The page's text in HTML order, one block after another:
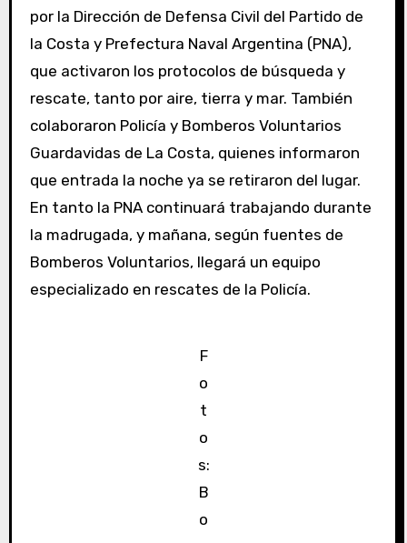
por la Dirección de Defensa Civil del Partido de
la Costa y Prefectura Naval Argentina (PNA),
que activaron los protocolos de búsqueda y
rescate, tanto por aire, tierra y mar. También
colaboraron Policía y Bomberos Voluntarios
Guardavidas de La Costa, quienes informaron
que entrada la noche ya se retiraron del lugar.
En tanto la PNA continuará trabajando durante
la madrugada, y mañana, según fuentes de
Bomberos Voluntarios, llegará un equipo
especializado en rescates de la Policía.
F
o
t
o
s:
B
o